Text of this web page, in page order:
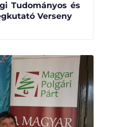
Tudományos és
Verseny